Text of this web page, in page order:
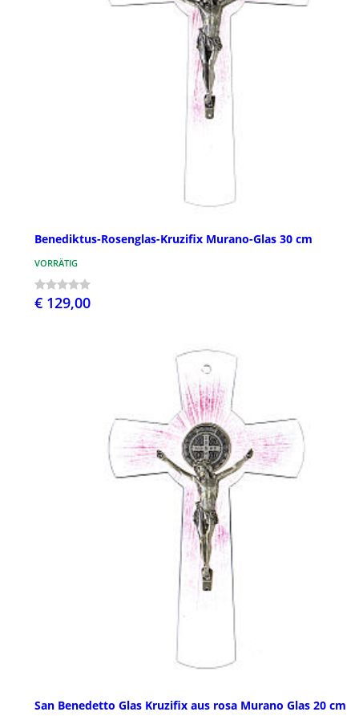
Benediktus-Rosenglas-Kruzifix Murano-Glas 30 cm
VORRÄTIG
€ 129,00
San Benedetto Glas Kruzifix aus rosa Murano Glas 20 cm